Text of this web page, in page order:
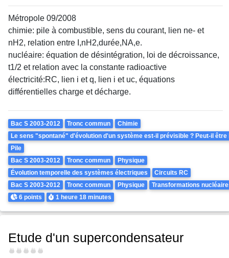
Métropole 09/2008
chimie: pile à combustible, sens du courant, lien ne- et
nH2, relation entre I,nH2,durée,NA,e.
nucléaire: équation de désintégration, loi de décroissance,
t1/2 et relation avec la constante radioactive
électricité:RC, lien i et q, lien i et uc, équations
différentielles charge et décharge.
Theme
Bac S 2003-2012 Tronc commun
Chimie
Le sens "spontané" d'évolution d'un système est-il prévisible ? Peut-il être
Pile
Bac S 2003-2012
Tronc commun
Physique
Évolution temporelle des systèmes électriques
Circuits RC
Bac S 2003-2012
Tronc commun Physique Transformations
Points
6 points Durée
1 heure18 minutes
Etude d'un supercondensateur
Difficulté